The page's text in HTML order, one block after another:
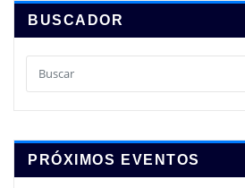
BUSCADOR
PRÓXIMOS EVENTOS